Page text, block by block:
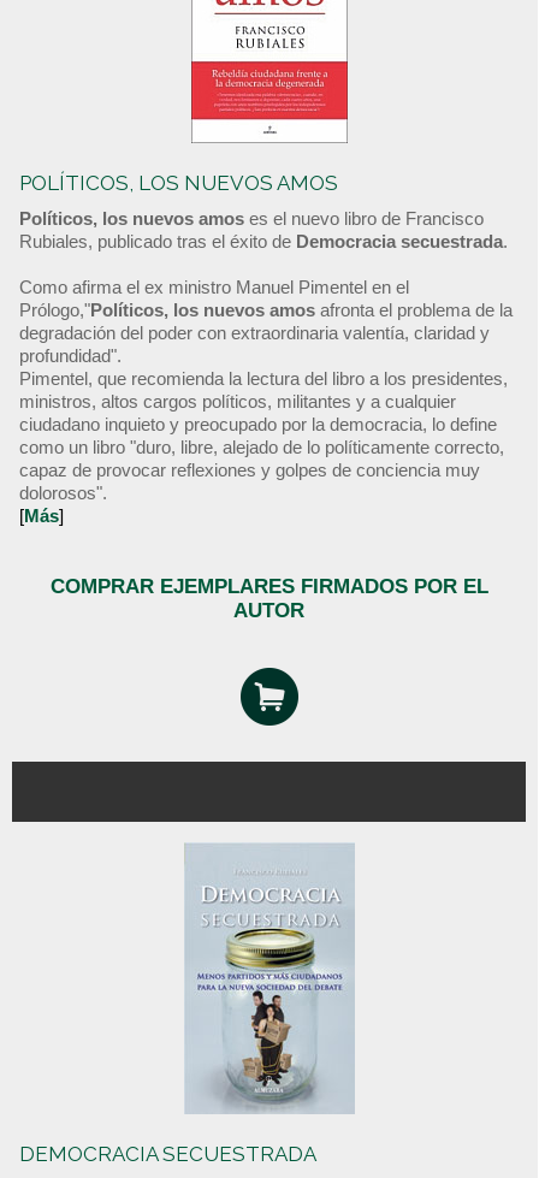
POLÍTICOS, LOS NUEVOS AMOS
Políticos, los nuevos amos es el nuevo libro de Francisco
Rubiales, publicado tras el éxito de Democracia secuestrada.
Como afirma el ex ministro Manuel Pimentel en el
Prólogo,"Políticos, los nuevos amos afronta el problema de la
degradación del poder con extraordinaria valentía, claridad y
profundidad".
Pimentel, que recomienda la lectura del libro a los presidentes,
ministros, altos cargos políticos, militantes y a cualquier
ciudadano inquieto y preocupado por la democracia, lo define
como un libro "duro, libre, alejado de lo políticamente correcto,
capaz de provocar reflexiones y golpes de conciencia muy
dolorosos".
[Más]
COMPRAR EJEMPLARES FIRMADOS POR EL
AUTOR
DEMOCRACIA SECUESTRADA